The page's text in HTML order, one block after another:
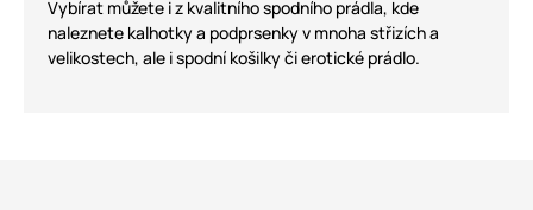
Vybírat můžete i z kvalitního spodního prádla, kde
naleznete kalhotky a podprsenky v mnoha střizích a
velikostech, ale i spodní košilky či erotické prádlo.